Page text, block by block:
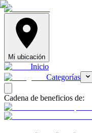
Mi ubicación
Inicio
Categorías
Cadena de beneficios de: